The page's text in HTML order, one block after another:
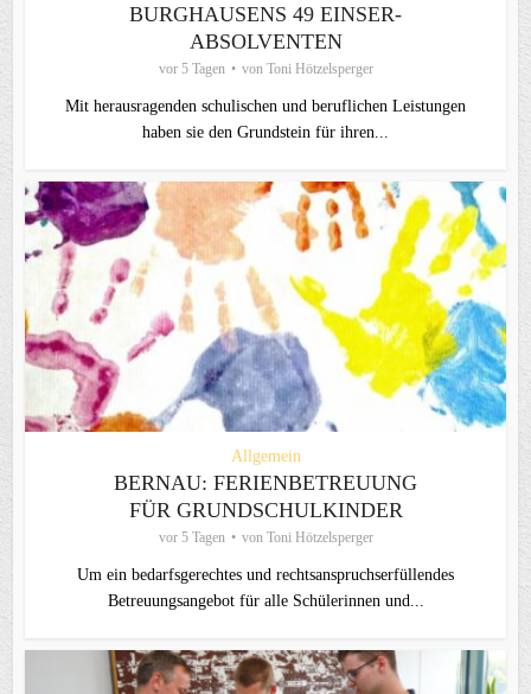
BURGHAUSENS 49 EINSER-
ABSOLVENTEN
vor 5 Tagen von Toni Hötzelsperger
Mit herausragenden schulischen und beruflichen Leistungen
haben sie den Grundstein für ihren...
Allgemein
BERNAU: FERIENBETREUUNG
FÜR GRUNDSCHULKINDER
vor 5 Tagen von Toni Hötzelsperger
Um ein bedarfsgerechtes und rechtsanspruchserfüllendes
Betreuungsangebot für alle Schülerinnen und...